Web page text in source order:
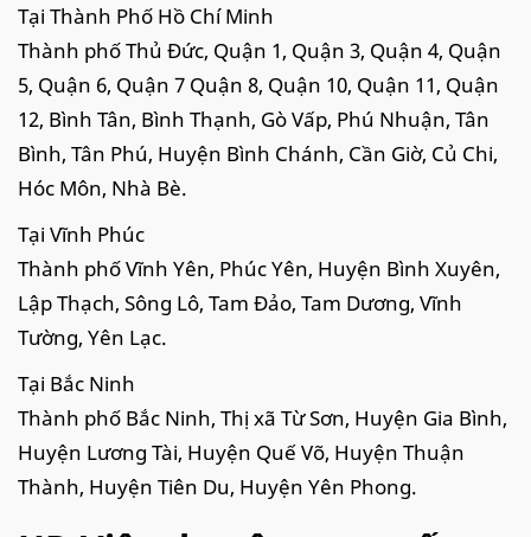
Tại Thành Phố Hồ Chí Minh
Thành phố Thủ Đức, Quận 1, Quận 3, Quận 4, Quận
5, Quận 6, Quận 7 Quận 8, Quận 10, Quận 11, Quận
12, Bình Tân, Bình Thạnh, Gò Vấp, Phú Nhuận, Tân
Bình, Tân Phú, Huyện Bình Chánh, Cần Giờ, Củ Chi,
Hóc Môn, Nhà Bè.
Tại Vĩnh Phúc
Thành phố Vĩnh Yên, Phúc Yên, Huyện Bình Xuyên,
Lập Thạch, Sông Lô, Tam Đảo, Tam Dương, Vĩnh
Tường, Yên Lạc.
Tại Bắc Ninh
Thành phố Bắc Ninh, Thị xã Từ Sơn, Huyện Gia Bình,
Huyện Lương Tài, Huyện Quế Võ, Huyện Thuận
Thành, Huyện Tiên Du, Huyện Yên Phong.